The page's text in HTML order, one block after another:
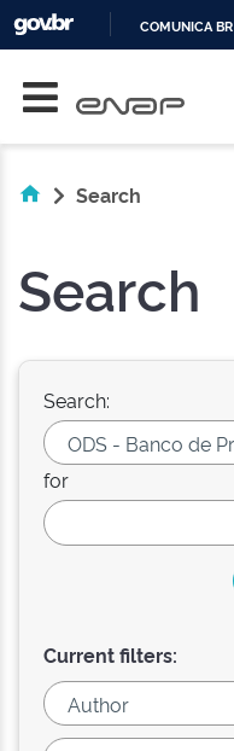
COMUNICA BR
Search
Search
Search:
for
Current filters: